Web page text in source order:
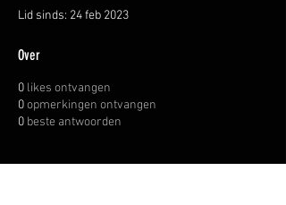
Lid sinds: 24 feb 2023
Over
0 likes ontvangen
0opmerkingen ontvangen
0 beste antwoorden